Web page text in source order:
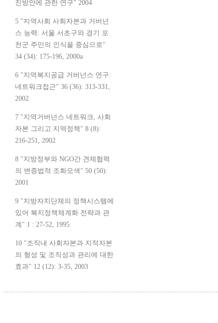
진방안에 관한 연구" 2004
5 "지역사회 사회자본과 거버넌
스 능력: 서울 서초구와 경기 포
천군 주민의 인식을 중심으로"
34 (34): 175-196, 2000a
6 "지역복지공급 거버넌스 연구:
네트워크접근" 36 (36): 313-331,
2002
7 "지역거버넌스 네트워크, 사회
자본 그리고 지역정책" 8 (8):
216-251, 2002
8 "지방정부와 NGO간 견제협력
의 변증법적 조화모색" 50 (50):
2001
9 "지방자치단체의 정책시스템에
있어 복지정책체계화 전략과 관
계" 1 : 27-52, 1995
10 "조직내 사회자본과 지적자본
의 형성 및 조직성과 관리에 대한
효과" 12 (12): 3-35, 2003